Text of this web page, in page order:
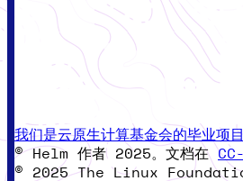
我们是云原生计算基金会的毕业项目
© Helm 作者 2025。文档在
© 2025 The Linux Foundation